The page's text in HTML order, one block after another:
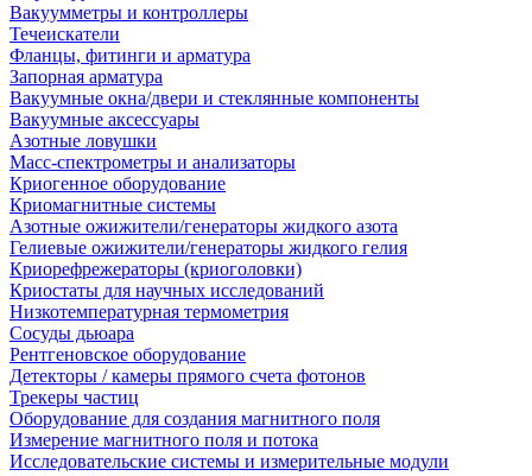
Вакуумметры и контроллеры
Течеискатели
Фланцы, фитинги и арматура
Запорная арматура
Вакуумные окна/двери и стеклянные компоненты
Вакуумные аксессуары
Азотные ловушки
Масс-спектрометры и анализаторы
Криогенное оборудование
Криомагнитные системы
Азотные ожижители/генераторы жидкого азота
Гелиевые ожижители/генераторы жидкого гелия
Криорефрежераторы (криоголовки)
Криостаты для научных исследований
Низкотемпературная термометрия
Сосуды дьюара
Рентгеновское оборудование
Детекторы / камеры прямого счета фотонов
Трекеры частиц
Оборудование для создания магнитного поля
Измерение магнитного поля и потока
Исследовательские системы и измерительные модули